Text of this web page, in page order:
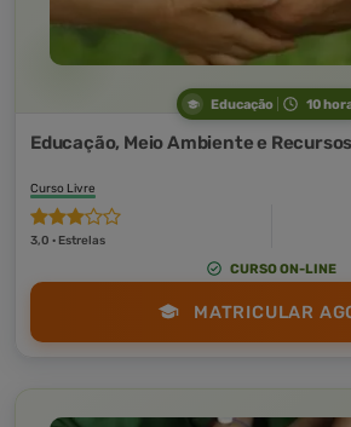
Educação 10
Educação, Meio Ambiente e
Curso Livre
3,0 · Estrelas
CURSO ON-LINE
MATRICULAR